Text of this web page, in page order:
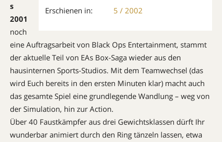
Erschienen in:
5 / 2002
s
2001
noch
eine Auftragsarbeit von Black Ops Entertainment, stammt
der aktuelle Teil von EAs Box-Saga wieder aus den
hausinternen Sports-Studios. Mit dem Teamwechsel (das
wird Euch bereits in den ers­ten Minuten klar) macht auch
das gesamte Spiel eine grundlegende Wand­lung – weg von
der Simulation, hin zur Action.
Über 40 Faustkämpfer aus drei Ge­wichts­klassen dürft Ihr
wunderbar animiert durch den Ring tänzeln lassen, etwa